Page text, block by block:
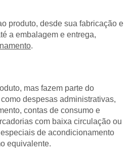
produto, desde sua fabricação e
a embalagem e entrega,
.
mas fazem parte do
despesas administrativas,
contas de consumo e
com baixa circulação ou
de acondicionamento
equivalente.